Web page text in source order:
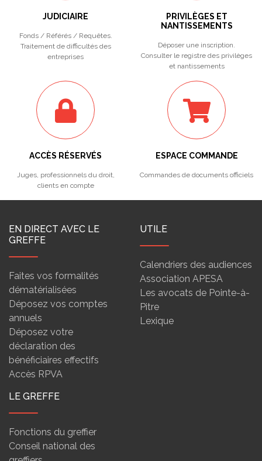
JUDICIAIRE
Fonds / Référés / Requêtes.
Traitement de difficultés des
entreprises
PRIVILÈGES ET
NANTISSEMENTS
Déposer une inscription.
Consulter le registre des privilèges
et nantissements
ACCÈS RÉSERVÉS
Juges, professionnels du droit,
clients en compte
ESPACE COMMANDE
Commandes de documents officiels
EN DIRECT AVEC LE
GREFFE
Faites vos formalités
dématérialisées
Déposez vos comptes
annuels
Déposez votre
déclaration des
bénéficiaires effectifs
Accès RPVA
UTILE
Calendriers des audiences
Association APESA
Les avocats de Pointe-à-
Pitre
Lexique
LE GREFFE
Fonctions du greffier
Conseil national des